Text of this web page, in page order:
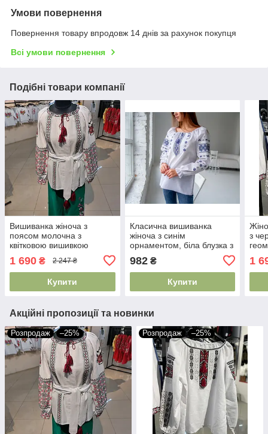
Умови повернення
Повернення товару впродовж 14 днів за рахунок покупця
Всі умови повернення
Подібні товари компанії
Вишиванка жіноча з
поясом молочна з
квітковою вишивкою
1 690 ₴ 2 247 ₴
Купити
Класична вишиванка
жіноча з синім
орнаментом, біла блузка з
982₴
Купити
з
1
Акційні пропозиції та новинки
Розпродаж –25% Розпродаж –25%